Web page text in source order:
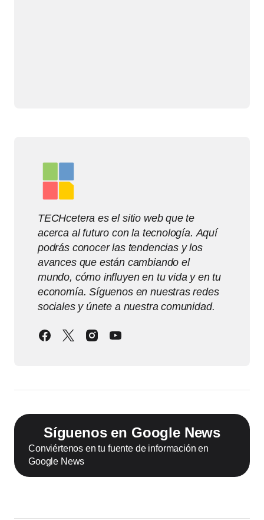
TECHcetera es el sitio web que te
acerca al futuro con la tecnología. Aquí
podrás conocer las tendencias y los
avances que están cambiando el
mundo, cómo influyen en tu vida y en tu
economía. Síguenos en nuestras redes
sociales y únete a nuestra comunidad.
Síguenos en Google News
Conviértenos en tu fuente de información en
Google News